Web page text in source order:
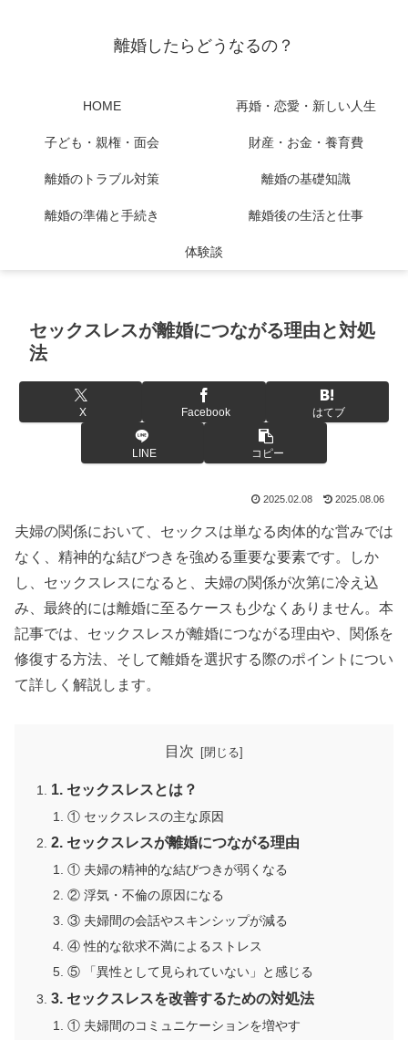
離婚したらどうなるの？
HOME 再婚・恋愛・新しい人生
子ども・親権・面会 財産・お金・養育費
離婚のトラブル対策 離婚の基礎知識
離婚の準備と手続き 離婚後の生活と仕事
体験談
セックスレスが離婚につながる理由と対処
法
X Facebook はてブ
LINE コピー
2025.02.08 2025.08.06
夫婦の関係において、セックスは単なる肉体的な営みでは
なく、精神的な結びつきを強める重要な要素です。しか
し、セックスレスになると、夫婦の関係が次第に冷え込
み、最終的には離婚に至るケースも少なくありません。本
記事では、セックスレスが離婚につながる理由や、関係を
修復する方法、そして離婚を選択する際のポイントについ
て詳しく解説します。
目次
1. セックスレスとは？
① セックスレスの主な原因
2. セックスレスが離婚につながる理由
① 夫婦の精神的な結びつきが弱くなる
② 浮気・不倫の原因になる
③ 夫婦間の会話やスキンシップが減る
④ 性的な欲求不満によるストレス
⑤ 「異性として見られていない」と感じる
3. セックスレスを改善するための対処法
① 夫婦間のコミュニケーションを増やす